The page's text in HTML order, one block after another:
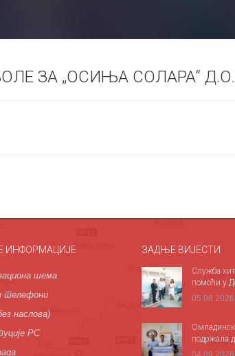
ЗА „ОСИЊА СОЛАРА“
ИНФОРМАЦИЈЕ
шема
телефони
наслова)
РС
ЗАДЊЕ ВИЈЕСТИ
Служба
помоћи у
05.08.2026
подржала